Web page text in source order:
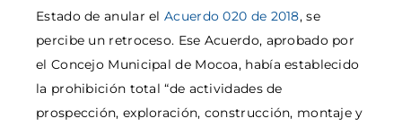
Estado de anular el Acuerdo 020 de 2018, se
percibe un retroceso. Ese Acuerdo, aprobado por
el Concejo Municipal de Mocoa, había establecido
la prohibición total “de actividades de
prospección, exploración, construcción, montaje y